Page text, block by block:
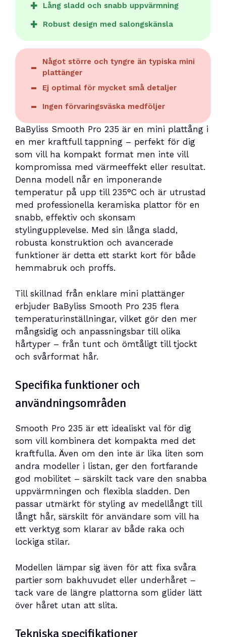
Lång sladd och snabb uppvärmning
Robust design med salongskänsla
Något större och tyngre än typiska mini
plattänger
Ej optimal för mycket små detaljer
Ingen förvaringsväska medföljer
BaByliss Smooth Pro 235 är en mini plattång i
en mer kraftfull tappning – perfekt för dig
som vill ha kompakt format men inte vill
kompromissa med värmeeffekt eller resultat.
Denna modell når en imponerande
temperatur på upp till 235°C och är utrustad
med professionella keramiska plattor för en
snabb, effektiv och skonsam
stylingupplevelse. Med sin långa sladd,
robusta konstruktion och avancerade
funktioner är detta ett starkt kort för både
hemmabruk och proffs.
Till skillnad från enklare mini plattänger
erbjuder BaByliss Smooth Pro 235 flera
temperaturinställningar, vilket gör den mer
mångsidig och anpassningsbar till olika
hårtyper – från tunt och ömtåligt till tjockt
och svårformat hår.
Specifika funktioner och
användningsområden
Smooth Pro 235 är ett idealiskt val för dig
som vill kombinera det kompakta med det
kraftfulla. Även om den inte är lika liten som
andra modeller i listan, ger den fortfarande
god mobilitet – särskilt tack vare den snabba
uppvärmningen och flexibla sladden. Den
passar utmärkt för styling av medellångt till
långt hår, särskilt för användare som vill ha
ett verktyg som klarar av både raka och
lockiga stilar.
Modellen lämpar sig även för att fixa svåra
partier som bakhuvudet eller underhåret –
tack vare de längre plattorna som glider lätt
över håret utan att slita.
Tekniska specifikationer